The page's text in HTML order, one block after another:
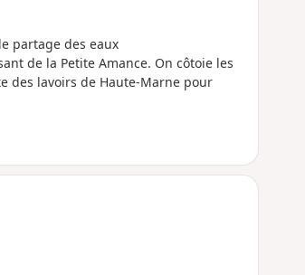
partage des eaux
de la Petite Amance. On côtoie les
des lavoirs de Haute-Marne pour